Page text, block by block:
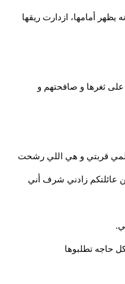
أمامها، ازدارت ريقها
ثغرها و صافحتهم و
قربتي و هي اللي رشحت
عائلتكم زادني شرف أني
حاجه تطلبوها